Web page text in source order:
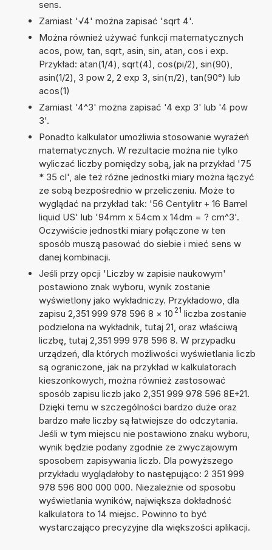
sens.
Zamiast '√4' można zapisać 'sqrt 4'.
Można również używać funkcji matematycznych
acos, pow, tan, sqrt, asin, sin, atan, cos i exp.
Przykład: atan(1/4), sqrt(4), cos(pi/2), sin(90),
asin(1/2), 3 pow 2, 2 exp 3, sin(π/2), tan(90°) lub
acos(1)
Zamiast '4^3' można zapisać '4 exp 3' lub '4 pow
3'.
Ponadto kalkulator umożliwia stosowanie wyrażeń
matematycznych. W rezultacie można nie tylko
wyliczać liczby pomiędzy sobą, jak na przykład '75
* 35 cl', ale też różne jednostki miary można łączyć
ze sobą bezpośrednio w przeliczeniu. Może to
wyglądać na przykład tak: '56 Centylitr + 16 Barrel
liquid US' lub '94mm x 54cm x 14dm = ? cm^3'.
Oczywiście jednostki miary połączone w ten
sposób muszą pasować do siebie i mieć sens w
danej kombinacji.
Jeśli przy opcji 'Liczby w zapisie naukowym'
postawiono znak wyboru, wynik zostanie
wyświetlony jako wykładniczy. Przykładowo, dla
zapisu 2,351 999 978 596 8 × 10 21 liczba zostanie
podzielona na wykładnik, tutaj 21, oraz właściwą
liczbę, tutaj 2,351 999 978 596 8. W przypadku
urządzeń, dla których możliwości wyświetlania liczb
są ograniczone, jak na przykład w kalkulatorach
kieszonkowych, można również zastosować
sposób zapisu liczb jako 2,351 999 978 596 8E+21.
Dzięki temu w szczególności bardzo duże oraz
bardzo małe liczby są łatwiejsze do odczytania.
Jeśli w tym miejscu nie postawiono znaku wyboru,
wynik będzie podany zgodnie ze zwyczajowym
sposobem zapisywania liczb. Dla powyższego
przykładu wyglądałoby to następująco: 2 351 999
978 596 800 000 000. Niezależnie od sposobu
wyświetlania wyników, największa dokładność
kalkulatora to 14 miejsc. Powinno to być
wystarczająco precyzyjne dla większości aplikacji.